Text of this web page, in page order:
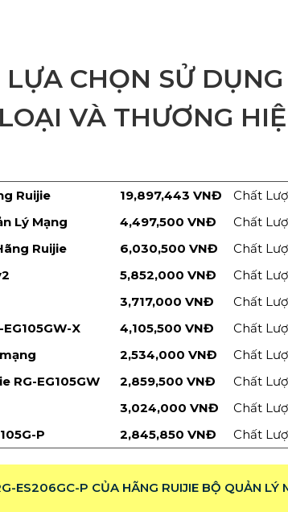
CHỌN SỬ DỤNG
VÀ THƯƠNG
Ruijie 19,897,443 VNĐ
Chất
Lý Mạng
4,497,500 VNĐ
Chất
Ruijie
6,030,500 VNĐ
Chất
5,852,000 VNĐ
Chất
3,717,000 VNĐ
Chất
X
4,105,500 VNĐ
Chất
2,534,000 VNĐ
Chất
RG-EG105GW
2,859,500 VNĐ
Chất
3,024,000 VNĐ
Chất
P
2,845,850 VNĐ Chất
ES206GC-P CỦA HÃNG RUIJIE BỘ QUẢN LÝ